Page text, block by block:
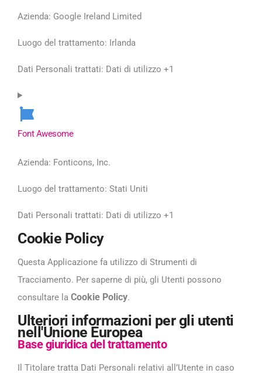
Azienda: Google Ireland Limited
Luogo del trattamento: Irlanda
Dati Personali trattati: Dati di utilizzo +1
Font Awesome
Azienda: Fonticons, Inc.
Luogo del trattamento: Stati Uniti
Dati Personali trattati: Dati di utilizzo +1
Cookie Policy
Questa Applicazione fa utilizzo di Strumenti di
Tracciamento. Per saperne di più, gli Utenti possono
consultare la Cookie Policy.
Ulteriori informazioni per gli utenti
nell'Unione Europea
Base giuridica del trattamento
Il Titolare tratta Dati Personali relativi all’Utente in caso